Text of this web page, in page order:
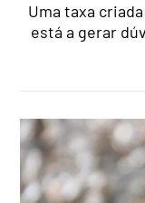
Uma taxa
está a gerar